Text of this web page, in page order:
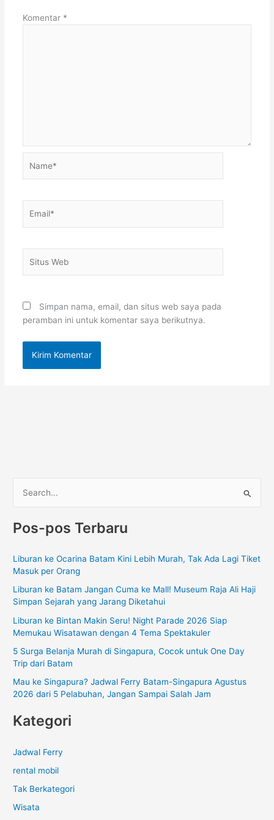
Komentar *
Web
Simpan nama, email, dan situs web saya pada
peramban ini untuk komentar saya berikutnya.
r
u
t
Pos-pos Terbaru
Liburan ke Ocarina Batam Kini Lebih Murah, Tak Ada Lagi Tiket
Masuk per Orang
Liburan ke Batam Jangan Cuma ke Mall! Museum Raja Ali Haji
Simpan Sejarah yang Jarang Diketahui
Liburan ke Bintan Makin Seru! Night Parade 2026 Siap
Memukau Wisatawan dengan 4 Tema Spektakuler
5 Surga Belanja Murah di Singapura, Cocok untuk One Day
Trip dari Batam
Mau ke Singapura? Jadwal Ferry Batam-Singapura Agustus
2026 dari 5 Pelabuhan, Jangan Sampai Salah Jam
Kategori
Jadwal Ferry
rental mobil
Tak Berkategori
Wisata